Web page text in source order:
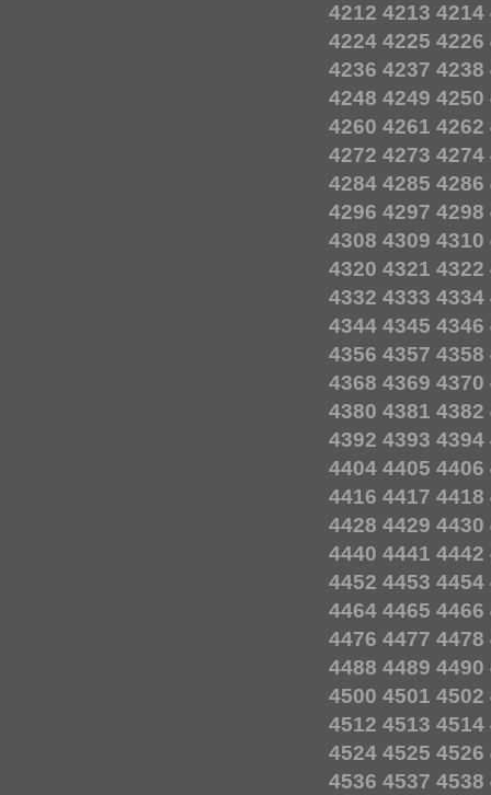
4212 4213 4214
4224 4225 4226
4236 4237 4238
4248 4249 4250
4260 4261 4262
4272 4273 4274
4284 4285 4286
4296 4297 4298
4308 4309 4310
4320 4321 4322
4332 4333 4334
4344 4345 4346
4356 4357 4358
4368 4369 4370
4380 4381 4382
4392 4393 4394
4404 4405 4406
4416 4417 4418
4428 4429 4430
4440 4441 4442
4452 4453 4454
4464 4465 4466
4476 4477 4478
4488 4489 4490
4500 4501 4502
4512 4513 4514
4524 4525 4526
4536 4537 4538